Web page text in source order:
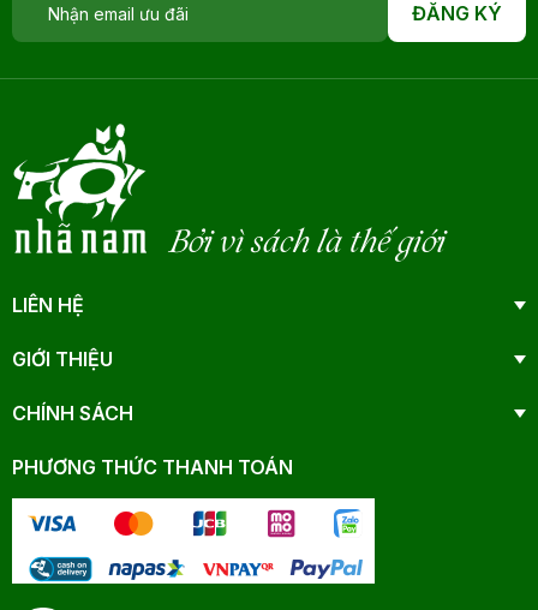
ĐĂNG KÝ
Bởi vì sách là thế giới
LIÊN HỆ
GIỚI THIỆU
CHÍNH SÁCH
PHƯƠNG THỨC THANH TOÁN